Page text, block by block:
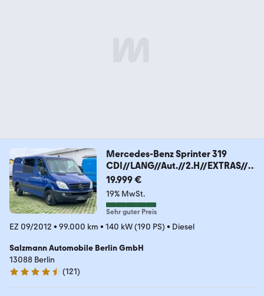
Mercedes-Benz Sprinter 319
CDI//LANG//Aut.//2.H//EXTRAS//T
OP//
19.999 €
19% MwSt.
Sehr guter Preis
EZ 09/2012 • 99.000 km • 140 kW (190 PS) • Diesel
Salzmann Automobile Berlin GmbH
13088 Berlin
4.6 Sterne
(121)